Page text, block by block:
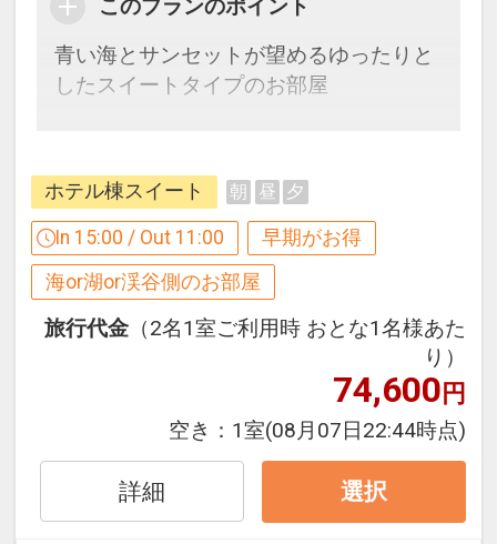
このプランのポイント
青い海とサンセットが望めるゆったりと
したスイートタイプのお部屋
込割引がございます
ご宿泊の１２０日前までにお申し込みに
なると
１泊につきおひとり様２，０００円引
※早期申込期間を過ぎてからの変更（人
数の内訳・客室タイプ・食事条件・プラ
ン・氏名・人員・泊数の増減等の変更）
があった場合、早期申込割引は適用され
※他の割引との併用はできません。
※割引適用後のご旅行代金は、カレンダ
ホテル棟スイート 朝 昼 夕
In 15:00 / Out 11:00
早期がお得
海or湖or渓谷側のお部屋
旅行代金 （2名1室ご利用時 おとな1名様あた
り）
74,600円
空き： 1室(08月07日22:44時点)
詳細 選択